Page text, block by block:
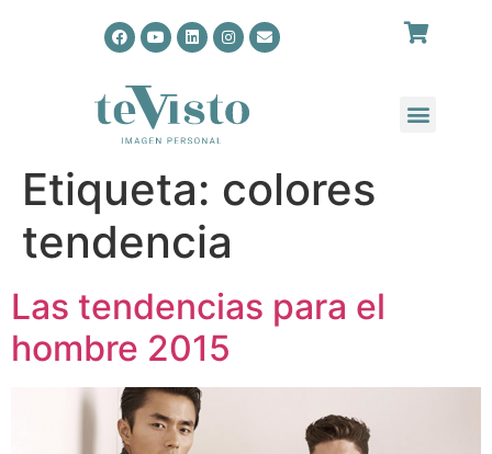
Etiqueta: colores
tendencia
Las tendencias para el
hombre 2015